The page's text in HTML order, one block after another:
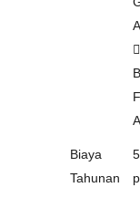
Biaya
Tahunan